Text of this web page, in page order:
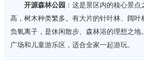
开源森林公园 ：这是景区内的核心景
高，树木种类繁多。有大片的针叶林、阔叶
负氧离子，是休闲散步、森林浴的理想之地
广场和儿童游乐区，适合全家一起游玩。